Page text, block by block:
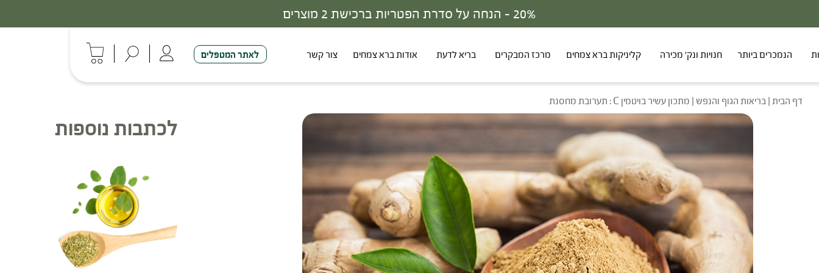
30% - הנחה על סדרת הפטריות ברכישת 3 מוצרים
הנמכרים ביותר חנויות ונק' מכירה קליניקות ברא צמחים מרכז המבקרים בריא לדעת אודות ברא צמחים צור קשר לאתר המטפלים
דף הבית | בריאות הגוף והנפש | מתכון עשיר בויטמין C : תערובת מחסנת
לכתבות נוספות